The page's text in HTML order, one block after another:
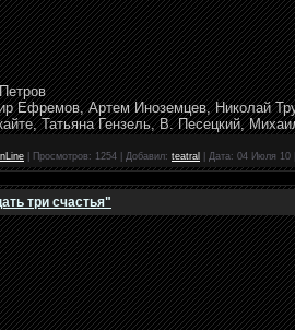
Ефремов, Артем Иноземцев, Николай
Татьяна Гензель, В. Песецкий,
Просмотров: 1254 Добавил: teatral Дата: 04 Июля 10
три счастья"